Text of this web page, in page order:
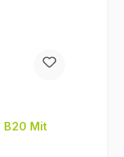
B20 Mit